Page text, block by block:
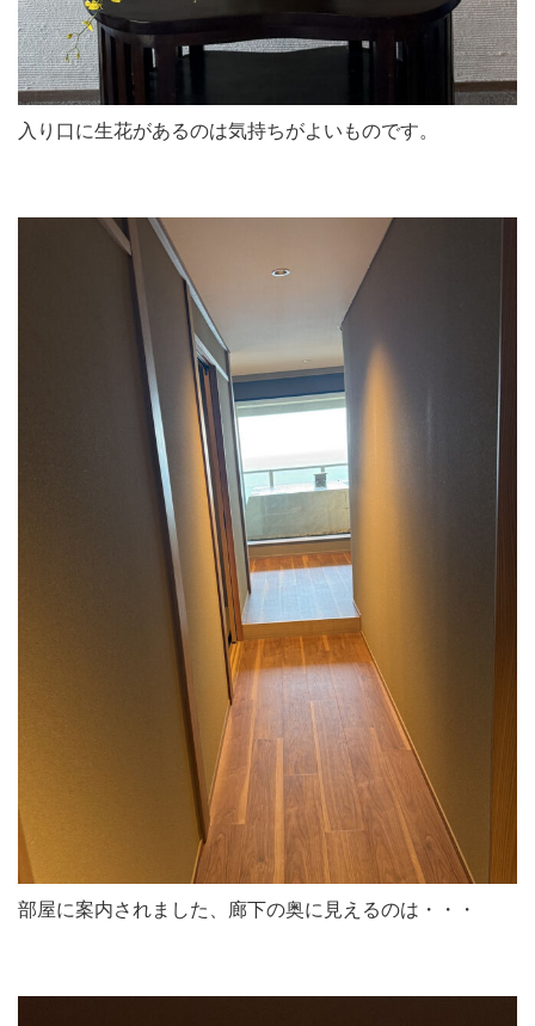
入り口に生花があるのは気持ちがよいものです。
部屋に案内されました、廊下の奥に見えるのは・・・